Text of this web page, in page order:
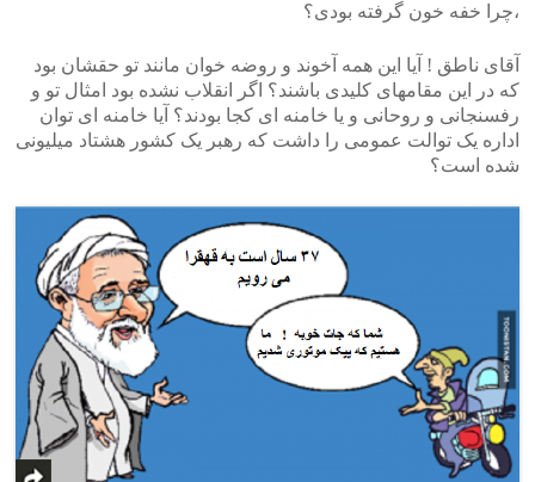
،چرا خفه خون گرفته بودی؟
آقای ناطق ! آیا این همه آخوند و روضه خوان مانند تو حقشان بود
که در این مقامهای کلیدی باشند؟ اگر انقلاب نشده بود امثال تو و
رفسنجانی و روحانی و یا خامنه ای کجا بودند؟ آیا خامنه ای توان
اداره یک توالت عمومی را داشت که رهبر یک کشور هشتاد میلیونی
شده است؟